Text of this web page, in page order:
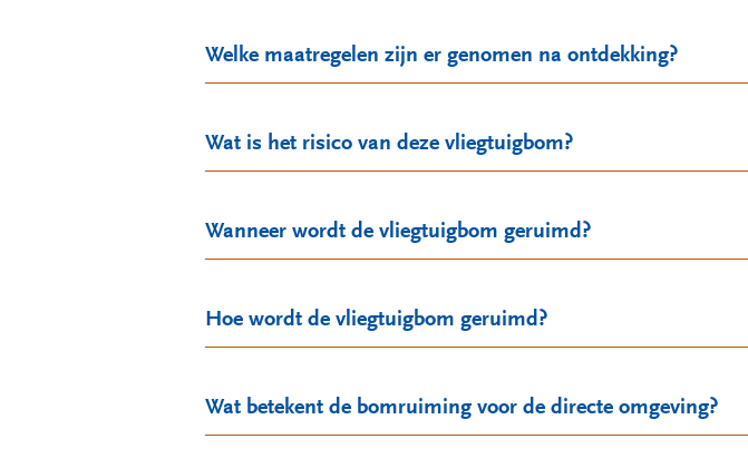
Welke maatregelen zijn er genomen na ontdekking?
Wat is het risico van deze vliegtuigbom?
Wanneer wordt de vliegtuigbom geruimd?
Hoe wordt de vliegtuigbom geruimd?
Wat betekent de bomruiming voor de directe omgeving?